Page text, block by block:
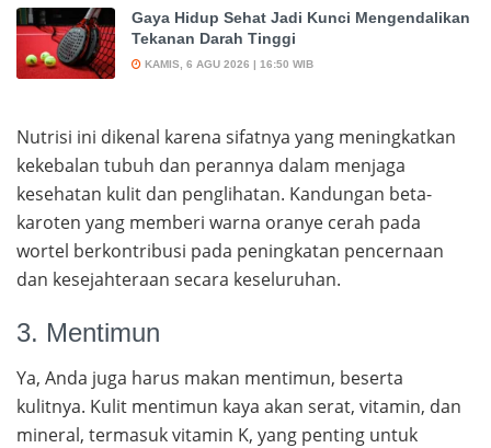
Gaya Hidup Sehat Jadi Kunci Mengendalikan
Tekanan Darah Tinggi
KAMIS, 6 AGU 2026 | 16:50 WIB
Nutrisi ini dikenal karena sifatnya yang meningkatkan
kekebalan tubuh dan perannya dalam menjaga
kesehatan kulit dan penglihatan. Kandungan beta-
karoten yang memberi warna oranye cerah pada
wortel berkontribusi pada peningkatan pencernaan
dan kesejahteraan secara keseluruhan.
3. Mentimun
Ya, Anda juga harus makan mentimun, beserta
kulitnya. Kulit mentimun kaya akan serat, vitamin, dan
mineral, termasuk vitamin K, yang penting untuk